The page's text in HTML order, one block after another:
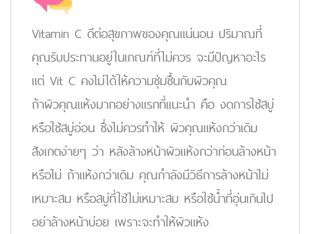
Vitamin C ดีต่อสุขภาพของคุณแน่นอน ปริมาณที่
คุณรับประทานอยู่ในเกณฑ์ที่ไม่ควร จะมีปัญหาอะไร
แต่ Vit C คงไม่ได้ให้ความชุ่มชื้นกับผิวคุณ
ถ้าผิวคุณแห้งมากอย่างแรกที่แนะนำ คือ งดการใช้สบู่
หรือใช้สบู่อ่อน ซึ่งไม่ควรทำให้ ผิวคุณแห้งกว่าเดิม
สังเกตง่ายๆ ว่า หลังล้างหน้าผิวแห้งกว่าก่อนล้างหน้า
หรือไม่ ถ้าแห้งกว่าเดิม คุณกำลังมีวิธีการล้างหน้าไม่
เหมาะสม หรือสบู่ที่ใช้ไม่เหมาะสม หรือใช้น้ำที่อุ่นเกินไป
อย่าล้างหน้าบ่อย เพราะจะทำให้ผิวแห้ง